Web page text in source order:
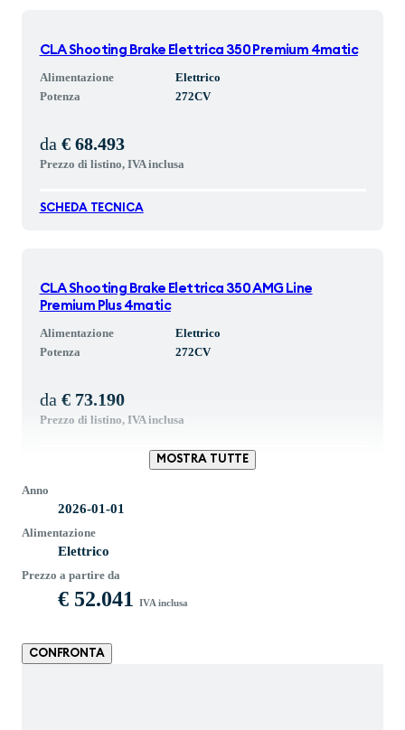
CLA Shooting Brake Elettrica 350 Premium 4matic
Alimentazione
Elettrico
Potenza
272CV
da € 68.493
Prezzo di listino, IVA inclusa
SCHEDA TECNICA
CLA Shooting Brake Elettrica 350 AMG Line
Premium Plus 4matic
Alimentazione
Elettrico
Potenza
272CV
da € 73.190
Prezzo di listino, IVA inclusa
MOSTRA TUTTE
Anno
2026-01-01
Alimentazione
Elettrico
Prezzo a partire da
€ 52.041 IVA inclusa
CONFRONTA